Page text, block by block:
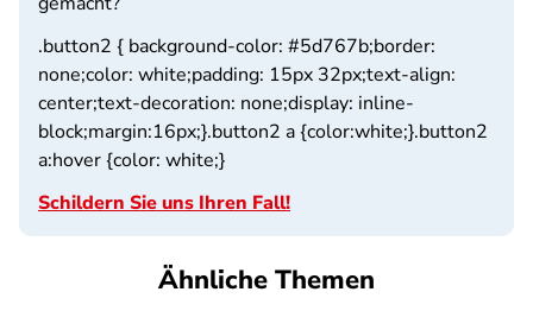
.button2 { background-color: #5d767b;border:
none;color: white;padding: 15px 32px;text-align:
center;text-decoration: none;display: inline-
block;margin:16px;}.button2 a {color:white;}.button2
a:hover {color: white;}
Schildern Sie uns Ihren Fall!
Ähnliche Themen